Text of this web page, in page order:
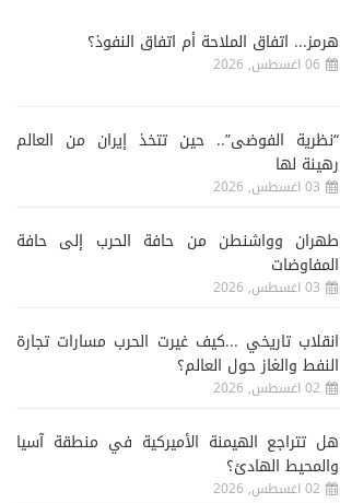
هرمز... اتفاق الملاحة أم اتفاق النفوذ؟
06 اغسطس, 2026
“نظرية الفوضى”.. حين تتخذ إيران من العالم
رهينة لها
03 اغسطس, 2026
طهران وواشنطن من حافة الحرب إلى حافة
المفاوضات
03 اغسطس, 2026
انقلاب تاريخي ...كيف غيرت الحرب مسارات تجارة
النفط والغاز حول العالم؟
02 اغسطس, 2026
هل تتراجع الهيمنة الأميركية في منطقة آسيا
والمحيط الهادئ؟
02 اغسطس, 2026